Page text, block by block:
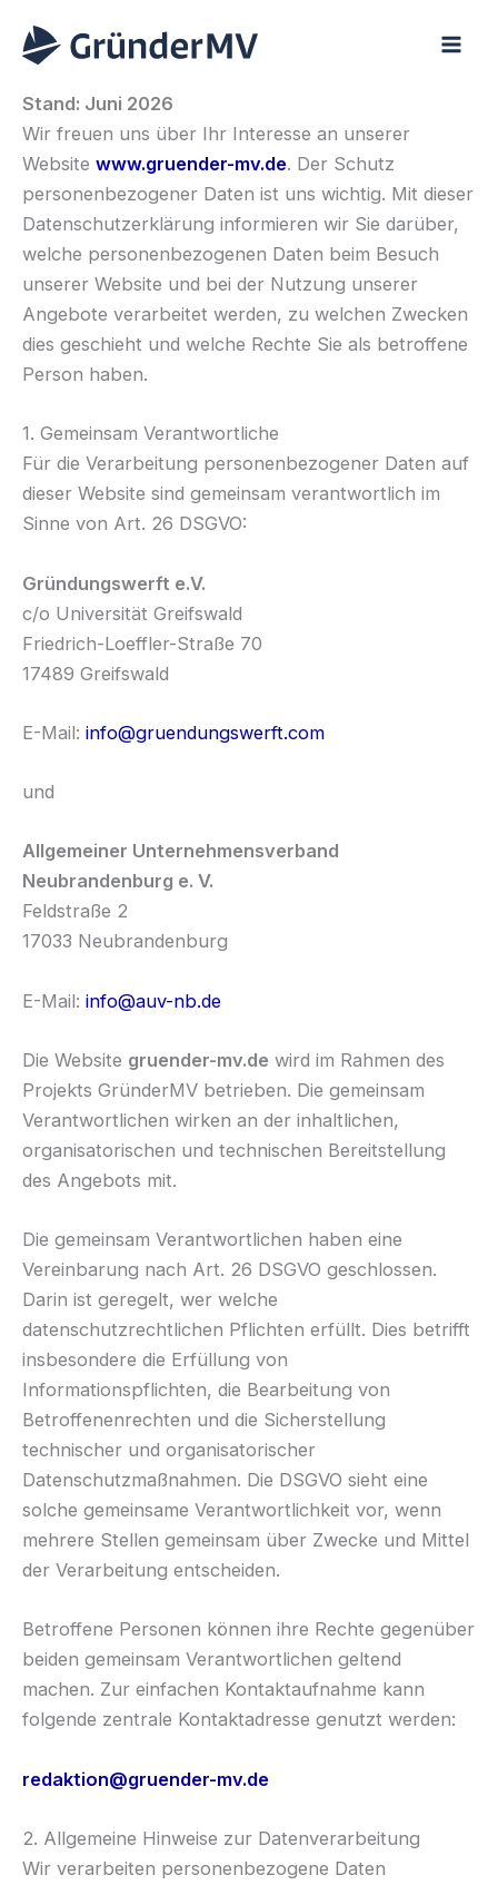
Inhalt
Stand: Juni 2026
Wir freuen uns über Ihr Interesse an unserer
Website www.gruender-mv.de. Der Schutz
personenbezogener Daten ist uns wichtig. Mit dieser
Datenschutzerklärung informieren wir Sie darüber,
welche personenbezogenen Daten beim Besuch
unserer Website und bei der Nutzung unserer
Angebote verarbeitet werden, zu welchen Zwecken
dies geschieht und welche Rechte Sie als betroffene
Person haben.
1. Gemeinsam Verantwortliche
Für die Verarbeitung personenbezogener Daten auf
dieser Website sind gemeinsam verantwortlich im
Sinne von Art. 26 DSGVO:
Gründungswerft e.V.
c/o Universität Greifswald
Friedrich-Loeffler-Straße 70
17489 Greifswald
E-Mail: info@gruendungswerft.com
und
Allgemeiner Unternehmensverband
Neubrandenburg e. V.
Feldstraße 2
17033 Neubrandenburg
E-Mail: info@auv-nb.de
Die Website gruender-mv.de wird im Rahmen des
Projekts GründerMV betrieben. Die gemeinsam
Verantwortlichen wirken an der inhaltlichen,
organisatorischen und technischen Bereitstellung
des Angebots mit.
Die gemeinsam Verantwortlichen haben eine
Vereinbarung nach Art. 26 DSGVO geschlossen.
Darin ist geregelt, wer welche
datenschutzrechtlichen Pflichten erfüllt. Dies betrifft
insbesondere die Erfüllung von
Informationspflichten, die Bearbeitung von
Betroffenenrechten und die Sicherstellung
technischer und organisatorischer
Datenschutzmaßnahmen. Die DSGVO sieht eine
solche gemeinsame Verantwortlichkeit vor, wenn
mehrere Stellen gemeinsam über Zwecke und Mittel
der Verarbeitung entscheiden.
Betroffene Personen können ihre Rechte gegenüber
beiden gemeinsam Verantwortlichen geltend
machen. Zur einfachen Kontaktaufnahme kann
folgende zentrale Kontaktadresse genutzt werden:
redaktion@gruender-mv.de
2. Allgemeine Hinweise zur Datenverarbeitung
Wir verarbeiten personenbezogene Daten